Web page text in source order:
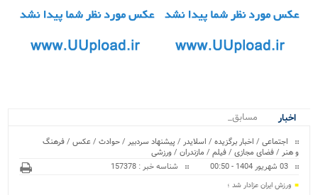
اخبار
مسابقات کراس.
اجتماعی / اخبار برگزیده / اسلایدر / پیشنهاد سردبیر /حوادث / عکس /فرهنگ
و هنر /فضای مجازی /فیلم / مازندران /ورزشی
03 شهریور 1404 - 00:50
شناسه خبر : 157378
ورزش ایران عزادار شد ؛